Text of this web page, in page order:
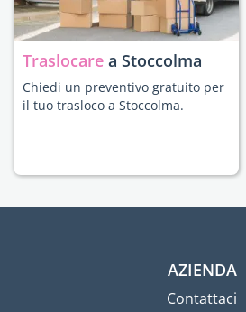
Traslocare a Stoccolma
Chiedi un preventivo gratuito per
il tuo trasloco a Stoccolma.
AZIENDA
Contattaci